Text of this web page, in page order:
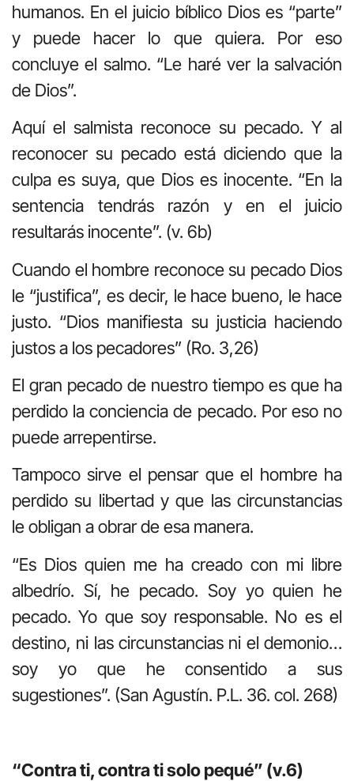
humanos. En el juicio bíblico Dios es “parte”
y puede hacer lo que quiera. Por eso
concluye el salmo. “Le haré ver la salvación
de Dios”.
Aquí el salmista reconoce su pecado. Y al
reconocer su pecado está diciendo que la
culpa es suya, que Dios es inocente. “En la
sentencia tendrás razón y en el juicio
resultarás inocente”. (v. 6b)
Cuando el hombre reconoce su pecado Dios
le “justifica”, es decir, le hace bueno, le hace
justo. “Dios manifiesta su justicia haciendo
justos a los pecadores” (Ro. 3,26)
El gran pecado de nuestro tiempo es que ha
perdido la conciencia de pecado. Por eso no
puede arrepentirse.
Tampoco sirve el pensar que el hombre ha
perdido su libertad y que las circunstancias
le obligan a obrar de esa manera.
“Es Dios quien me ha creado con mi libre
albedrío. Sí, he pecado. Soy yo quien he
pecado. Yo que soy responsable. No es el
destino, ni las circunstancias ni el demonio…
soy yo que he consentido a sus
sugestiones”. (San Agustín. P.L. 36. col. 268)
“Contra ti, contra ti solo pequé” (v.6)